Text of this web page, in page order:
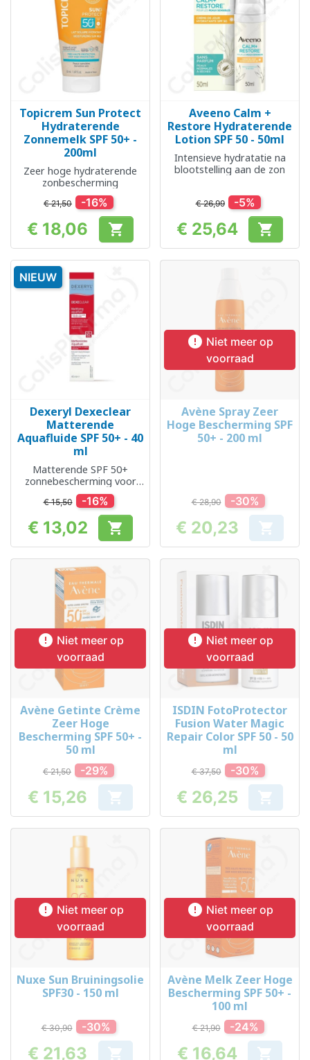
Topicrem Sun Protect
Hydraterende
Zonnemelk SPF 50+ -
200ml
Zeer hoge hydraterende
zonbescherming
€ 21,50 -16%
Prijs
€ 18,06 
Aveeno Calm +
Restore Hydraterende
Lotion SPF 50 - 50ml
Intensieve hydratatie na
blootstelling aan de zon
€ 26,99 -5%
Prijs
€ 25,64 
Dexeryl Dexeclear
Matterende
Aquafluide SPF 50+ - 40
ml
Matterende SPF 50+
zonnebescherming voor
het gezicht
€ 15,50 -16%
Prijs
€ 13,02 
NIEUW
 Niet meer op
voorraad
Avène Spray Zeer
Hoge Bescherming SPF
50+ - 200 ml
€ 28,90 -30%
Prijs
€ 20,23 
 Niet meer op
voorraad
Avène Getinte Crème
Zeer Hoge
Bescherming SPF 50+ -
50 ml
€ 21,50 -29%
Prijs
€ 15,26 
 Niet meer op
voorraad
ISDIN FotoProtector
Fusion Water Magic
Repair Color SPF 50 - 50
ml
€ 37,50 -30%
Prijs
€ 26,25 
 Niet meer op
voorraad
Nuxe Sun Bruiningsolie
SPF30 - 150 ml
€ 30,90 -30%
€ 21,63 
 Niet meer op
voorraad
Avène Melk Zeer Hoge
Bescherming SPF 50+ -
100 ml
€ 21,90 -24%
€ 16,64 